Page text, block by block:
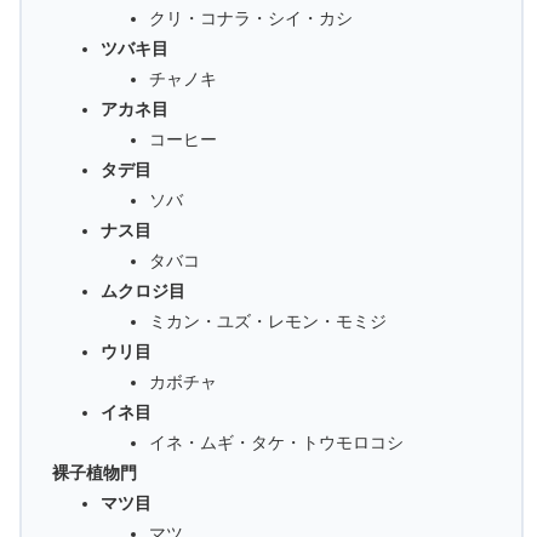
クリ・コナラ・シイ・カシ
ツバキ目
チャノキ
アカネ目
コーヒー
タデ目
ソバ
ナス目
タバコ
ムクロジ目
ミカン・ユズ・レモン・モミジ
ウリ目
カボチャ
イネ目
イネ・ムギ・タケ・トウモロコシ
裸子植物門
マツ目